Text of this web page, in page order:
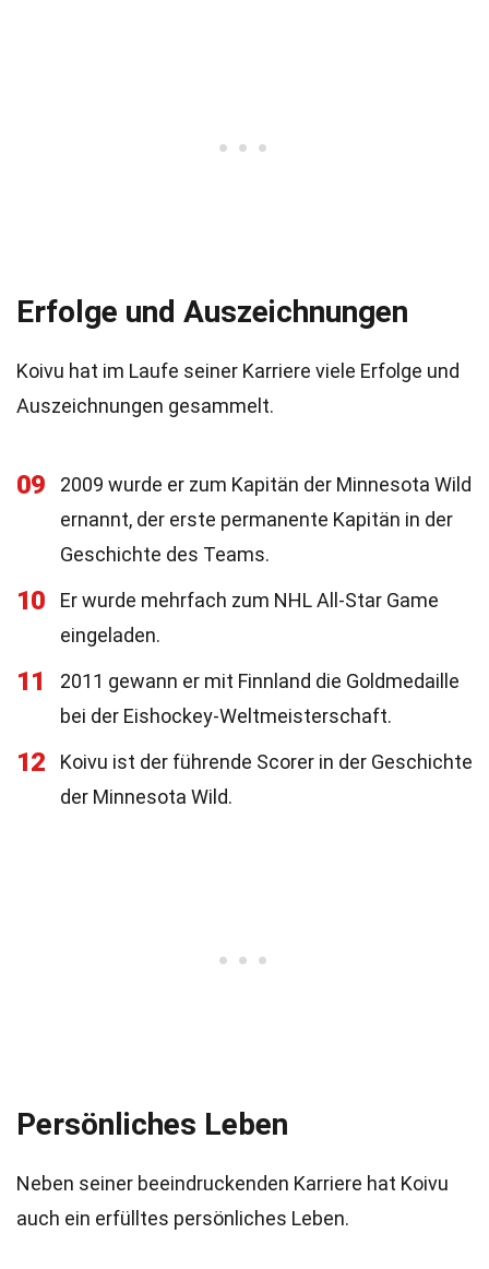
Erfolge und Auszeichnungen
Koivu hat im Laufe seiner Karriere viele Erfolge und
Auszeichnungen gesammelt.
09
2009 wurde er zum Kapitän der Minnesota Wild
ernannt, der erste permanente Kapitän in der
Geschichte des Teams.
10
Er wurde mehrfach zum NHL All-Star Game
eingeladen.
11
2011 gewann er mit Finnland die Goldmedaille
bei der Eishockey-Weltmeisterschaft.
12
Koivu ist der führende Scorer in der Geschichte
der Minnesota Wild.
Persönliches Leben
Neben seiner beeindruckenden Karriere hat Koivu
auch ein erfülltes persönliches Leben.